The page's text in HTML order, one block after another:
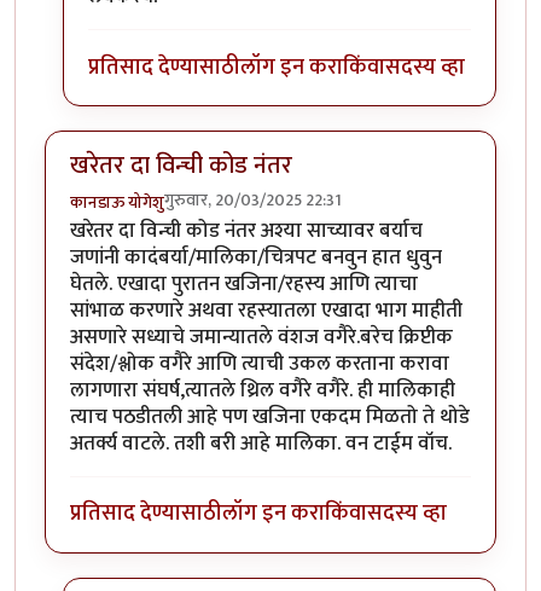
प्रतिसाद देण्यासाठीलॉग इन कराकिंवासदस्य व्हा
खरेतर दा विन्ची कोड नंतर
कानडाऊ योगेशुगुरुवार, 20/03/2025 22:31
खरेतर दा विन्ची कोड नंतर अश्या साच्यावर बर्याच
जणांनी कादंबर्या/मालिका/चित्रपट बनवुन हात धुवुन
घेतले. एखादा पुरातन खजिना/रहस्य आणि त्याचा
सांभाळ करणारे अथवा रहस्यातला एखादा भाग माहीती
असणारे सध्याचे जमान्यातले वंशज वगैरे.बरेच क्रिप्टीक
संदेश/श्लोक वगैरे आणि त्याची उकल करताना करावा
लागणारा संघर्ष,त्यातले थ्रिल वगैरे वगैरे. ही मालिकाही
त्याच पठडीतली आहे पण खजिना एकदम मिळतो ते थोडे
अतर्क्य वाटले. तशी बरी आहे मालिका. वन टाईम वॉच.
प्रतिसाद देण्यासाठीलॉग इन कराकिंवासदस्य व्हा